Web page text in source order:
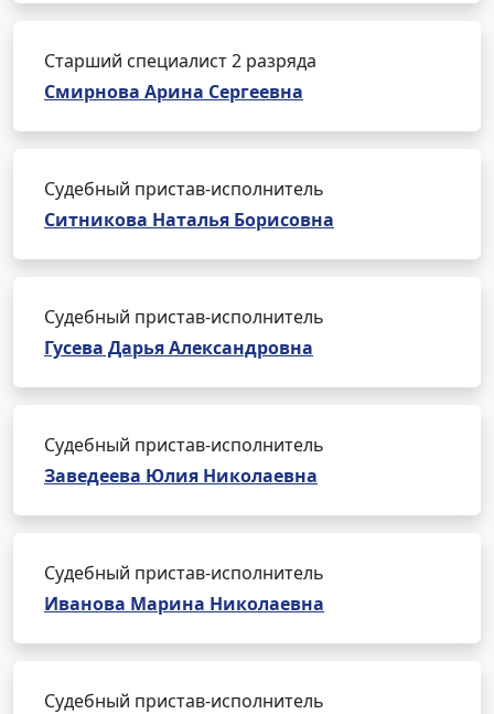
Старший специалист 2 разряда
Смирнова Арина Сергеевна
Судебный пристав-исполнитель
Ситникова Наталья Борисовна
Судебный пристав-исполнитель
Гусева Дарья Александровна
Судебный пристав-исполнитель
Заведеева Юлия Николаевна
Судебный пристав-исполнитель
Иванова Марина Николаевна
Судебный пристав-исполнитель